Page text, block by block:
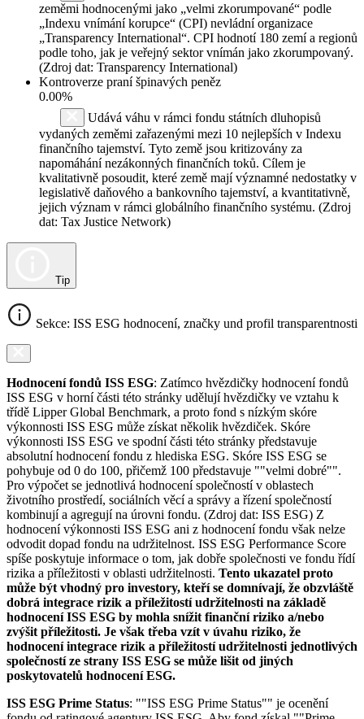
zeměmi hodnocenými jako „velmi zkorumpované“ podle
„Indexu vnímání korupce“ (CPI) nevládní organizace
„Transparency International“. CPI hodnotí 180 zemí a regionů
podle toho, jak je veřejný sektor vnímán jako zkorumpovaný.
(Zdroj dat: Transparency International)
Kontroverze praní špinavých peněz
0.00%
Udává váhu v rámci fondu státních dluhopisů
vydaných zeměmi zařazenými mezi 10 nejlepších v Indexu
finančního tajemství. Tyto země jsou kritizovány za
napomáhání nezákonných finančních toků. Cílem je
kvalitativně posoudit, které země mají významné nedostatky v
legislativě daňového a bankovního tajemství, a kvantitativně,
jejich význam v rámci globálního finančního systému. (Zdroj
dat: Tax Justice Network)
Tip
Sekce: ISS ESG hodnocení, značky und profil transparentnosti
Hodnocení fondů ISS ESG: Zatímco hvězdičky hodnocení fondů
ISS ESG v horní části této stránky udělují hvězdičky ve vztahu k
třídě Lipper Global Benchmark, a proto fond s nízkým skóre
výkonnosti ISS ESG může získat několik hvězdiček. Skóre
výkonnosti ISS ESG ve spodní části této stránky představuje
absolutní hodnocení fondu z hlediska ESG. Skóre ISS ESG se
pohybuje od 0 do 100, přičemž 100 představuje ""velmi dobré"".
Pro výpočet se jednotlivá hodnocení společností v oblastech
životního prostředí, sociálních věcí a správy a řízení společností
kombinují a agregují na úrovni fondu. (Zdroj dat: ISS ESG) Z
hodnocení výkonnosti ISS ESG ani z hodnocení fondu však nelze
odvodit dopad fondu na udržitelnost. ISS ESG Performance Score
spíše poskytuje informace o tom, jak dobře společnosti ve fondu řídí
rizika a příležitosti v oblasti udržitelnosti. Tento ukazatel proto
může být vhodný pro investory, kteří se domnívají, že obzvláště
dobrá integrace rizik a příležitostí udržitelnosti na základě
hodnocení ISS ESG by mohla snížit finanční riziko a/nebo
zvýšit příležitosti. Je však třeba vzít v úvahu riziko, že
hodnocení integrace rizik a příležitostí udržitelnosti jednotlivých
společností ze strany ISS ESG se může lišit od jiných
poskytovatelů hodnocení ESG.
ISS ESG Prime Status: ""ISS ESG Prime Status"" je ocenění